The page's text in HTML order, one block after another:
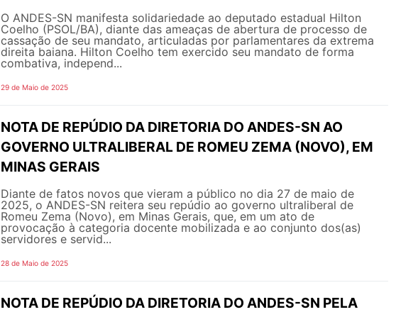
O ANDES-SN manifesta solidariedade ao deputado estadual Hilton
Coelho (PSOL/BA), diante das ameaças de abertura de processo de
cassação de seu mandato, articuladas por parlamentares da extrema
direita baiana. Hilton Coelho tem exercido seu mandato de forma
combativa, independ...
29 de Maio de 2025
NOTA DE REPÚDIO DA DIRETORIA DO ANDES-SN AO
GOVERNO ULTRALIBERAL DE ROMEU ZEMA (NOVO), EM
MINAS GERAIS
Diante de fatos novos que vieram a público no dia 27 de maio de
2025, o ANDES-SN reitera seu repúdio ao governo ultraliberal de
Romeu Zema (Novo), em Minas Gerais, que, em um ato de
provocação à categoria docente mobilizada e ao conjunto dos(as)
servidores e servid...
28 de Maio de 2025
NOTA DE REPÚDIO DA DIRETORIA DO ANDES-SN PELA